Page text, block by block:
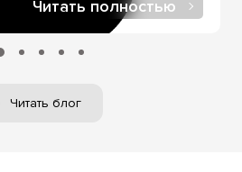
Читать полностью
Читать блог